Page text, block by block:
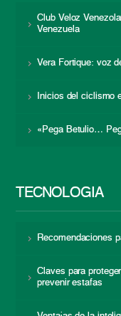
Club Veloz
Venezuela
Vera Fortique: voz
Inicios del ciclismo
«Pega Betulio…
TECNOLOGÍA
Recomendaciones
Claves para
prevenir estafas